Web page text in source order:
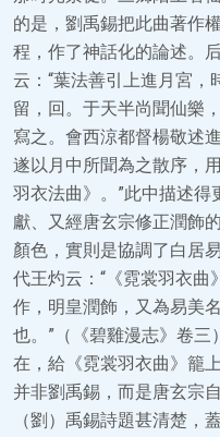
的是，劉禹錫把此曲著作
程，作了神話化的論述。
云：“葉法善引上進月宮，
留，回。于天半尚聞仙樂
寫之。會西涼都督楊敬述
遂以月中所聞為之散序，
羽衣法曲》。”此中描述
獻、又經唐玄宗修正潤飾
顏色，實則是協調了白居
代王灼云：“《霓裳羽衣
作，明皇潤飾，又為易美
也。”（《碧雞漫志》卷
在，給《霓裳羽衣曲》籠
并非劉禹錫，而是唐玄宗
（劉）禹錫詩題甚清楚，